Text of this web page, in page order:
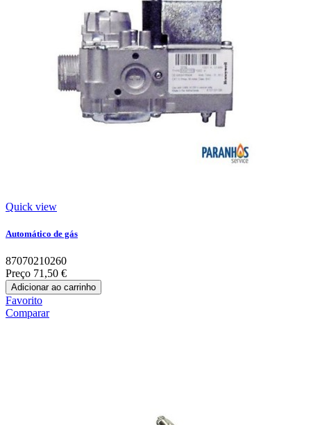
Quick view
Automático de gás
87070210260
Preço 71,50 €
Adicionar ao carrinho
Favorito
Comparar